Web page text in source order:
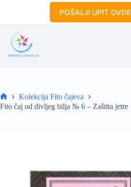
POŠALJI UPIT OVDE
Home
Kolekcija Fito čajeva
Fito čaj od divljeg bilja № 6 – Zaštita jetre